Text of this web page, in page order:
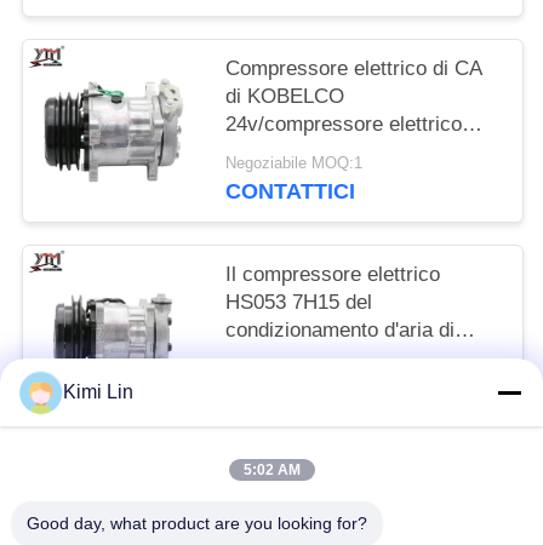
Compressore elettrico di CA
di KOBELCO
24v/compressore elettrico
HS055 7H15 di CA dell'auto
Negoziabile MOQ:1
CONTATTICI
Il compressore elettrico
HS053 7H15 del
condizionamento d'aria di
KOBELCO 60 SK-60 12V
Kimi Lin
5:02 AM
Good day, what product are you looking for?